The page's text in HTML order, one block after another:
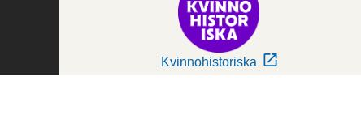
Kvinnohistoriska